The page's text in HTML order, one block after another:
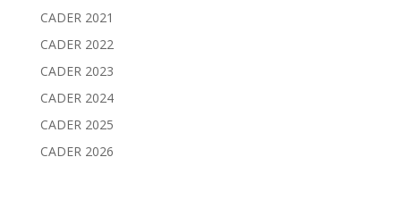
CADER 2021
CADER 2022
CADER 2023
CADER 2024
CADER 2025
CADER 2026